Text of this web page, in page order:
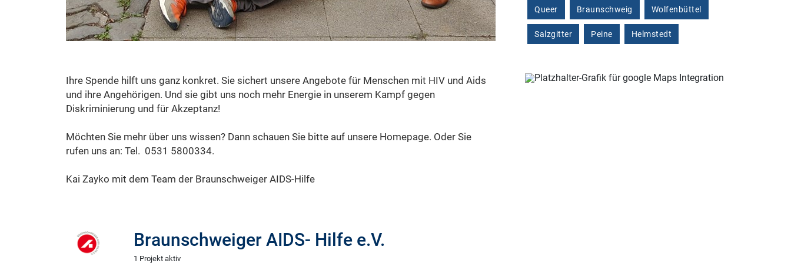
Queer Braunschweig Wolfenbüttel
Salzgitter Peine Helmstedt
Ihre Spende hilft uns ganz konkret. Sie sichert unsere Angebote für Menschen mit HIV und Aids
und ihre Angehörigen. Und sie gibt uns noch mehr Energie in unserem Kampf gegen
Diskriminierung und für Akzeptanz!
Möchten Sie mehr über uns wissen? Dann schauen Sie bitte auf unsere Homepage. Oder Sie
rufen uns an: Tel. 0531 5800334.
Kai Zayko mit dem Team der Braunschweiger AIDS-Hilfe
Braunschweiger AIDS- Hilfe e.V.
1 Projekt aktiv